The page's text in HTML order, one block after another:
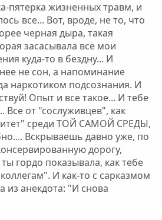
пятерка жизненных травм, и
все... Вот, вроде, не то, что
черная дыра, такая
засасывала все мои
куда-то в бездну... И
не сон, а напоминание
наркотиком подсознания. И
Опыт и все такое... И тебе
Все от "сослуживцев", как
среди ТОЙ САМОЙ СРЕДЫ,
Вскрываешь давно уже, по
дорогу,
гордо показывала, как тебе
И как-то с сарказмом
из анекдота: "И снова